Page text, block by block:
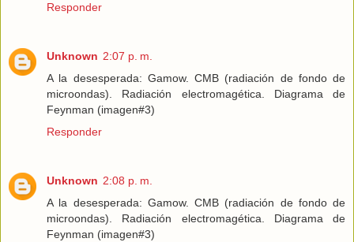
Responder
Unknown 2:07 p. m.
A la desesperada: Gamow. CMB (radiación de fondo de
microondas). Radiación electromagética. Diagrama de
Feynman (imagen#3)
Responder
Unknown 2:08 p. m.
A la desesperada: Gamow. CMB (radiación de fondo de
microondas). Radiación electromagética. Diagrama de
Feynman (imagen#3)